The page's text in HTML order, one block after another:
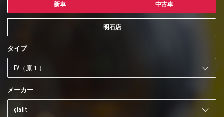
新車 中古車
明石店
タイプ
メーカー